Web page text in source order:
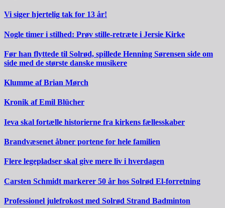
Vi siger hjertelig tak for 13 år!
Nogle timer i stilhed: Prøv stille-retræte i Jersie Kirke
Før han flyttede til Solrød, spillede Henning Sørensen side om
side med de største danske musikere
Klumme af Brian Mørch
Kronik af Emil Blücher
Ieva skal fortælle historierne fra kirkens fællesskaber
Brandvæsenet åbner portene for hele familien
Flere legepladser skal give mere liv i hverdagen
Carsten Schmidt markerer 50 år hos Solrød El-forretning
Professionel julefrokost med Solrød Strand Badminton